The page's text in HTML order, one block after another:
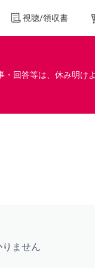
視聴/領収書
回答等は、休み明け
ません